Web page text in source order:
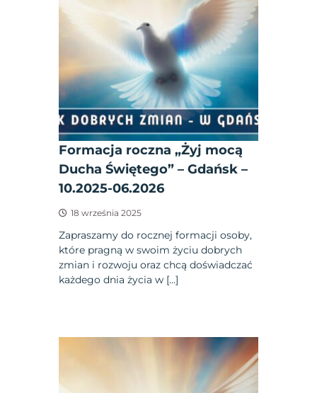
Formacja roczna „Żyj mocą
Ducha Świętego” – Gdańsk –
10.2025-06.2026
18 września 2025
Zapraszamy do rocznej formacji osoby,
które pragną w swoim życiu dobrych
zmian i rozwoju oraz chcą doświadczać
każdego dnia życia w […]